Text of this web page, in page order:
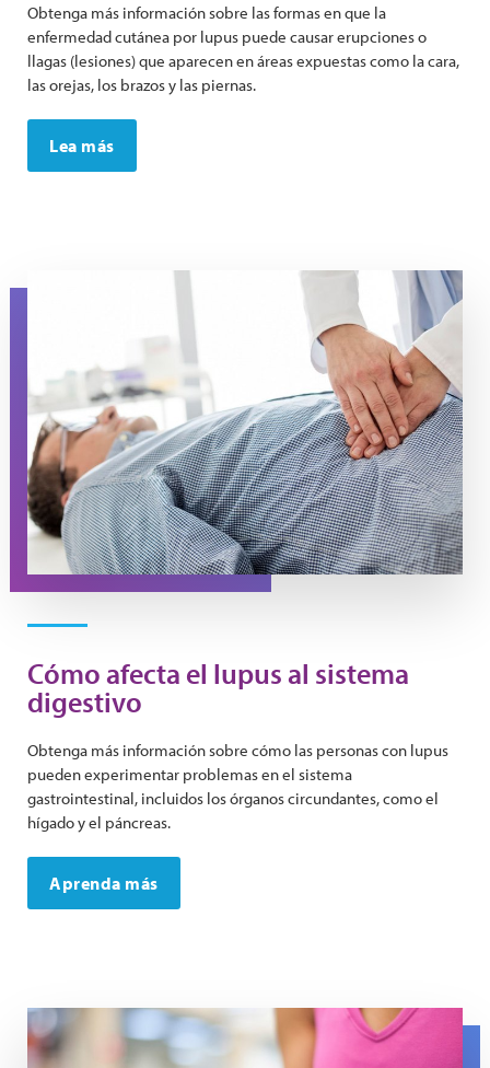
Obtenga más información sobre las formas en que la
enfermedad cutánea por lupus puede causar erupciones o
llagas (lesiones) que aparecen en áreas expuestas como la cara,
las orejas, los brazos y las piernas.
Lea más
A doctor presses on a man's stomach during an exam
Cómo afecta el lupus al sistema
digestivo
Obtenga más información sobre cómo las personas con lupus
pueden experimentar problemas en el sistema
gastrointestinal, incluidos los órganos circundantes, como el
hígado y el páncreas.
Aprenda más
A woman presses her wrist to ease pain in her tendons.